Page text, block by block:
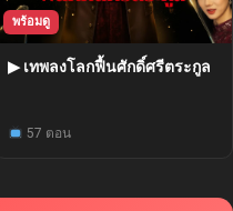
พร้อมดู
▶ เทพลงโลกฟื้นศักดิ์ศรีตระกูล
57 ตอน